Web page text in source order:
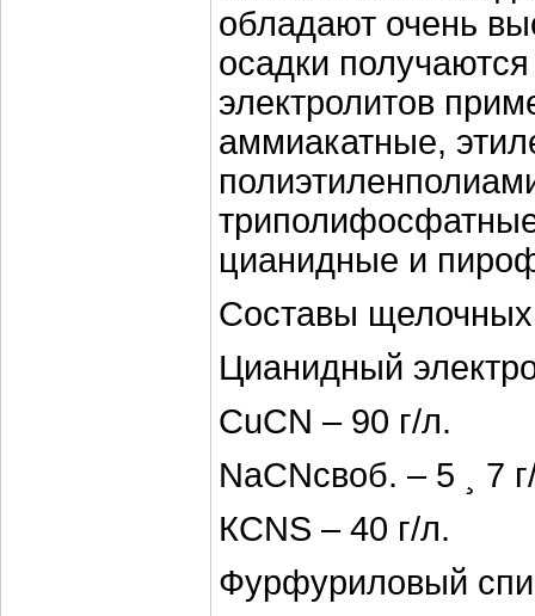
обладают очень
осадки
электролитов
аммиакатные,
цианидные и
Составы щелочных
Цианидный
CuCN – 90 г/л.
NaCNсвоб. – 5 ¸ 7
КCNS – 40 г/л.
Фурфуриловый